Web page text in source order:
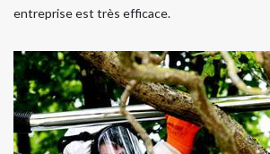
entreprise est très efficace.